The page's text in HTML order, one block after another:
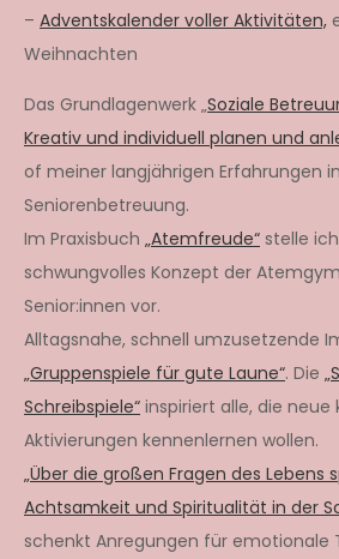
– Adventskalender voller Aktivitäten,
Weihnachten
Das Grundlagenwerk „Soziale
Kreativ und individuell planen und
of meiner langjährigen Erfahrungen
Seniorenbetreuung.
Im Praxisbuch „Atemfreude“ stelle
schwungvolles Konzept der
Senior:innen vor.
Alltagsnahe, schnell umzusetzende
„Gruppenspiele für gute Laune“. Die
Schreibspiele“ inspiriert alle, die neue
Aktivierungen kennenlernen wollen.
„Über die großen Fragen des Lebens
Achtsamkeit und Spiritualität in der
schenkt Anregungen für emotionale